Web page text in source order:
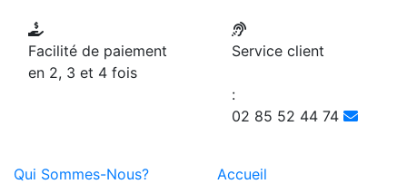
Facilité de paiement
en 2, 3 et 4 fois
Service client
:
02 85 52 44 74
Qui Sommes-Nous?
Accueil